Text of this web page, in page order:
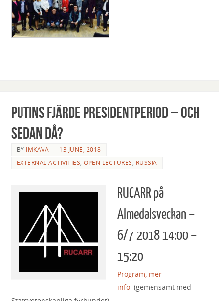
Putins fjärde presidentperiod – och
sedan då?
BY IMKAVA
13 JUNE, 2018
EXTERNAL ACTIVITIES,OPEN LECTURES, RUSSIA
RUCARR på
Almedalsveckan –
6/7 2018 14:00 –
15:20
Program, mer
info. (gemensamt med